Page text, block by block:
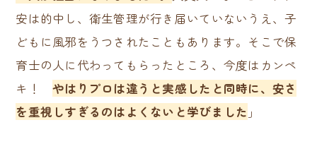
安は的中し、衛生管理が行き届いていないうえ、子
どもに風邪をうつされたこともあります。そこで保
育士の人に代わってもらったところ、今度はカンペ
キ！やはりプロは違うと実感したと同時に、安さ
を重視しすぎるのはよくないと学びました 」